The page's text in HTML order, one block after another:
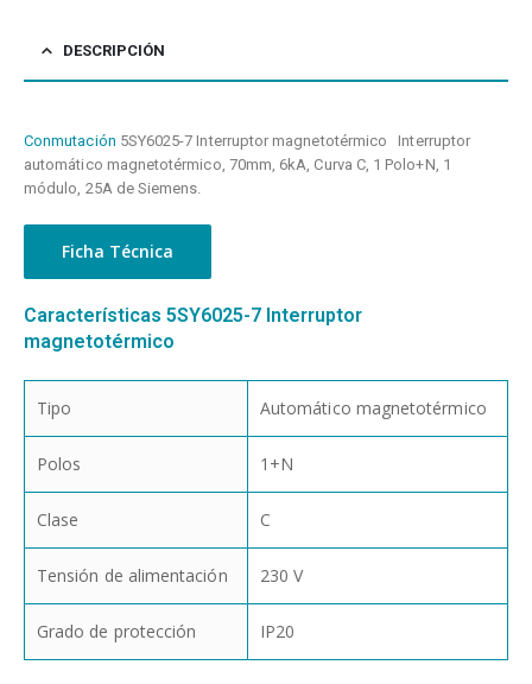
DESCRIPCIÓN
Conmutación 5SY6025-7 Interruptor magnetotérmico Interruptor
automático magnetotérmico, 70mm, 6kA, Curva C, 1 Polo+N, 1
módulo, 25A de Siemens.
Ficha Técnica
Características 5SY6025-7 Interruptor
magnetotérmico
Tipo Automático magnetotérmico
Polos 1+N
Clase C
Tensión de alimentación 230 V
Grado de protección IP20